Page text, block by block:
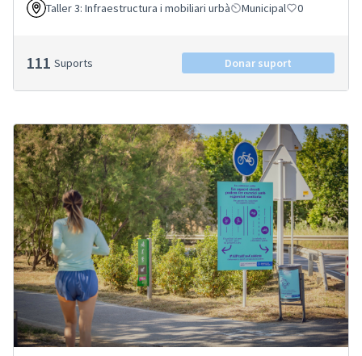
Taller 3: Infraestructura i mobiliari urbà Municipal 0
111 Suports Donar suport